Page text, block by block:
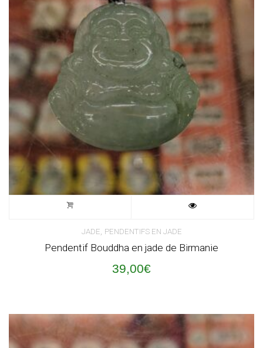
JADE, PENDENTIFS EN JADE
Pendentif Bouddha en jade de Birmanie
39,00€